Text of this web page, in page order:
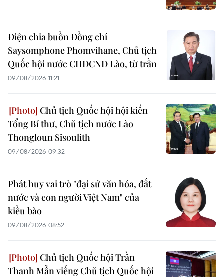
Điện chia buồn Đồng chí
Saysomphone Phomvihane, Chủ tịch
Quốc hội nước CHDCND Lào, từ trần
09/08/2026 11:21
Chủ tịch Quốc hội hội kiến
Tổng Bí thư, Chủ tịch nước Lào
Thongloun Sisoulith
09/08/2026 09:32
Phát huy vai trò "đại sứ văn hóa, đất
nước và con người Việt Nam" của
kiều bào
09/08/2026 08:52
Chủ tịch Quốc hội Trần
Thanh Mẫn viếng Chủ tịch Quốc hội